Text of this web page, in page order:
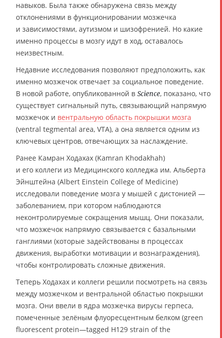
навыков. Была также обнаружена связь между
отклонениями в функционировании мозжечка
и зависимостями, аутизмом и шизофренией. Но какие
именно процессы в мозгу идут в ход, оставалось
неизвестным.
Недавние исследования позволяют предположить, как
именно мозжечок отвечает за социальное поведение.
В новой работе, опубликованной в Science, показано, что
существует сигнальный путь, связывающий напрямую
мозжечок и вентральную область покрышки мозга
(ventral tegmental area, VTA), а она является одним из
ключевых центров, отвечающих за наслаждение.
Ранее Камран Ходахах (Kamran Khodakhah)
и его коллеги из Медицинского колледжа им. Альберта
Эйнштейна (Albert Einstein College of Medicine)
исследовали поведение мозга у мышей с дистонией —
заболеванием, при котором наблюдаются
неконтролируемые сокращения мышц. Они показали,
что мозжечок напрямую связывается с базальными
ганглиями (которые задействованы в процессах
движения, выработки мотивации и вознаграждения),
чтобы контролировать сложные движения.
Теперь Ходахах и коллеги решили посмотреть на связь
между мозжечком и вентральной областью покрышки
мозга. Они ввели в ядра мозжечка вирусы герпеса,
помеченные зелёным флуоресцентным белком (green
fluorescent protein—tagged H129 strain of the